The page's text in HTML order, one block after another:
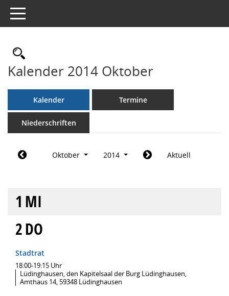
Toggle navigation
Rechercheauswahl
Kalender 2014 Oktober
Kalender Termine
Niederschriften
Oktober 2014 Aktuell
1 MI
2DO
Stadtrat
18:00-19:15 Uhr
Lüdinghausen, den Kapitelsaal der Burg Lüdinghausen,
Amthaus 14, 59348 Lüdinghausen